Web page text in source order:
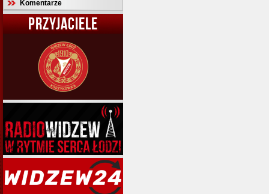
Komentarze
PRZYJACIELE